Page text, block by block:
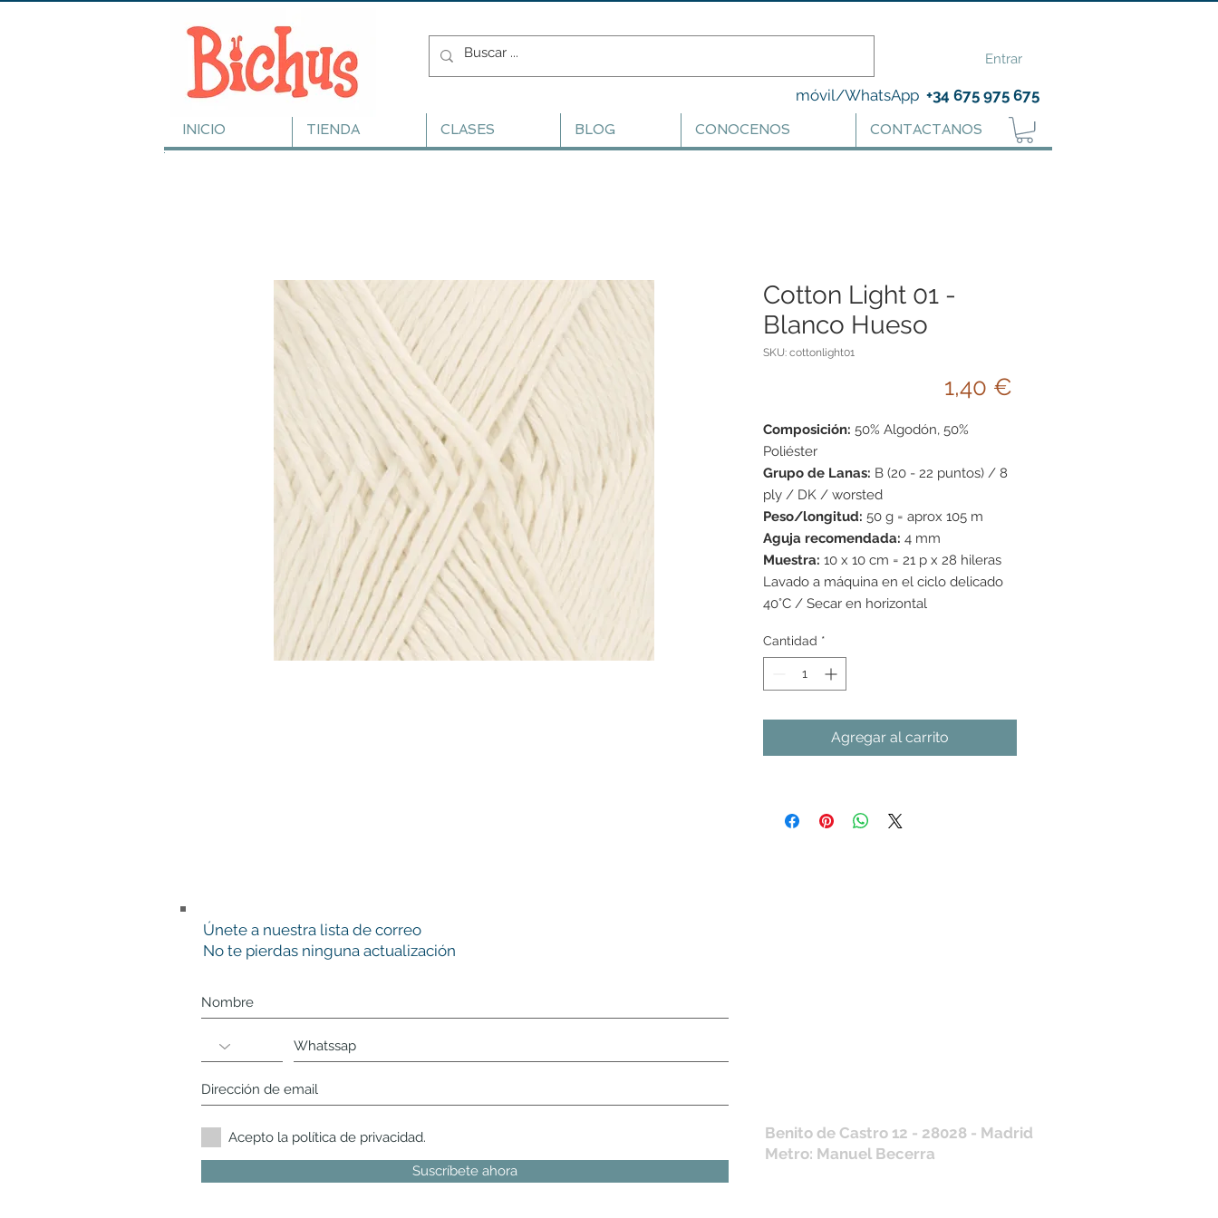
móvil/WhatsApp +34 675 975 675
Entrar
INICIO TIENDA CLASES BLOG CONOCENOS CONTACTANOS
Cotton Light 01 -
Blanco Hueso
SKU: cottonlight01
1,40 €
Composición: 50% Algodón, 50%
Poliéster
Grupo de Lanas: B (20 - 22 puntos) / 8
ply / DK / worsted
Peso/longitud: 50 g = aprox 105 m
Aguja recomendada: 4 mm
Muestra: 10 x 10 cm = 21 p x 28 hileras
Lavado a máquina en el ciclo delicado
40°C / Secar en horizontal
Cantidad *
Agregar al carrito
Únete a nuestra lista de correo
No te pierdas ninguna actualización
Acepto la política de privacidad.
Suscríbete ahora
Benito de Castro 12 - 28028 - Madrid
Metro: Manuel Becerra